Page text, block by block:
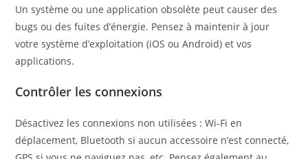
Un système ou une application obsolète peut causer des
bugs ou des fuites d’énergie. Pensez à maintenir à jour
votre système d’exploitation (iOS ou Android) et vos
applications.
Contrôler les connexions
Désactivez les connexions non utilisées : Wi-Fi en
déplacement, Bluetooth si aucun accessoire n’est connecté,